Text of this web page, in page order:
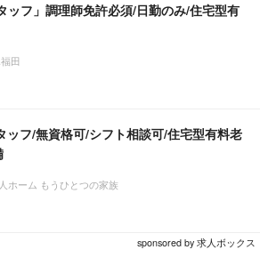
ッフ」調理師免許必須/日勤のみ/住宅型有
田
ッフ/無資格可/シフト相談可/住宅型有料老
ホーム もうひとつの家族
sponsored by 求人ボックス